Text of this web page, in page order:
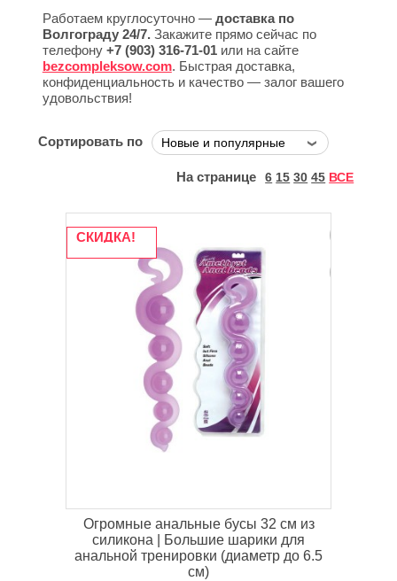
Работаем круглосуточно — доставка по
Волгограду 24/7. Закажите прямо сейчас по
телефону +7 (903) 316-71-01или на сайте
bezcompleksow.com. Быстрая доставка,
конфиденциальность и качество — залог вашего
удовольствия!
Сортировать по
На странице 6 15 30 45 ВСЕ
СКИДКА!
Огромные анальные бусы 32 см из
силикона | Большие шарики для
анальной тренировки (диаметр до 6.5
см)